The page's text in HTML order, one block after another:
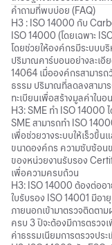
คำถามที่พบบ่อย (FAQ)
H3 : ISO 14000 กับ
ISO 14000 (โดยเฉพาะ
โดยช่วยให้องค์กรมีระบบบ
ปริมาณคาร์บอนอย่างละเอี
14064 เมื่อองค์กรสามารถ
ธรรม ปริมาณที่ลดลงสามา
ทะเบียนเพื่อสร้างมูลค่าในอ
H3: SME ทำ ISO 14000
SME สามารถทำ ISO
เพื่อช่วยวางระบบให้เร็วขึ้
ขนาดองค์กร ความซับซ้อน
ของหน่วยงานรับรอง
เพื่อความครบถ้วน
H3: ISO 14000 ต้องต่ออา
ใบรับรอง ISO 14001 มีอา
ภายนอกเข้ามาตรวจติดตา
ครบ 3 ปีจะต้องมีการตรวจ
ค่าธรรมเนียมการตรวจประ